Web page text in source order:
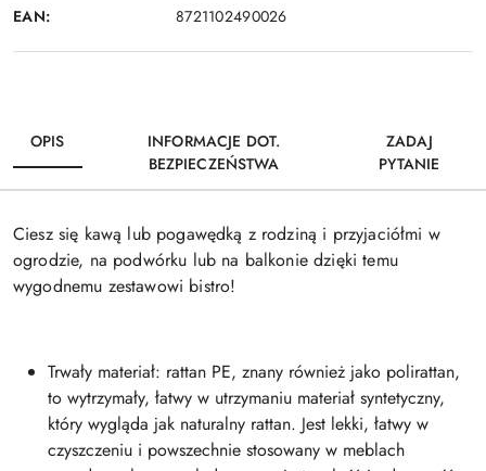
EAN: 8721102490026
OPIS
INFORMACJE DOT.
BEZPIECZEŃSTWA
ZADAJ
PYTANIE
Ciesz się kawą lub pogawędką z rodziną i przyjaciółmi w
ogrodzie, na podwórku lub na balkonie dzięki temu
wygodnemu zestawowi bistro!
Trwały materiał: rattan PE, znany również jako polirattan,
to wytrzymały, łatwy w utrzymaniu materiał syntetyczny,
który wygląda jak naturalny rattan. Jest lekki, łatwy w
czyszczeniu i powszechnie stosowany w meblach